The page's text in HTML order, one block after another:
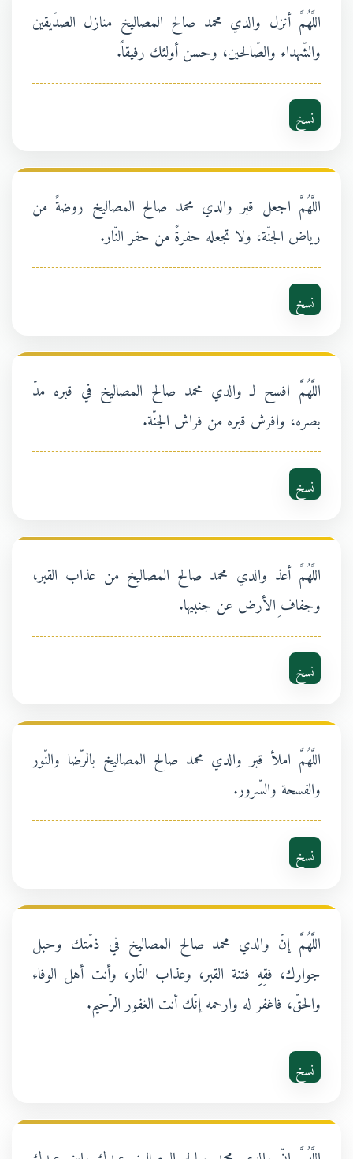
اللَّهُمَّ أنزل والدي محمد صالح المصاليخ منازل الصدّيقين
والشّهداء والصّالحين، وحسن أولئك رفيقاً.
نسخ
اللَّهُمَّ اجعل قبر والدي محمد صالح المصاليخ روضةً من
رياض الجنّة، ولا تجعله حفرةً من حفر النّار.
نسخ
اللَّهُمَّ افسح لـ والدي محمد صالح المصاليخ في قبره مدّ
بصره، وافرش قبره من فراش الجنّة.
نسخ
اللَّهُمَّ أعذ والدي محمد صالح المصاليخ من عذاب القبر،
وجفاف ِالأرض عن جنبيها.
نسخ
اللَّهُمَّ املأ قبر والدي محمد صالح المصاليخ بالرّضا والنّور
والفسحة والسّرور.
نسخ
اللَّهُمَّ إنّ والدي محمد صالح المصاليخ في ذمّتك وحبل
جوارك، فقِهِِ فتنة القبر، وعذاب النّار، وأنت أهل الوفاء
والحقّ، فاغفر له وارحمه إنّك أنت الغفور الرّحيم.
نسخ